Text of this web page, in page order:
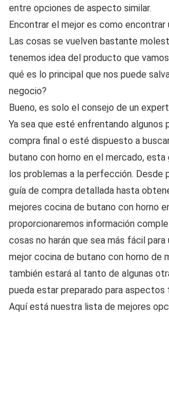
entre opciones de aspecto similar.
Encontrar el mejor es como encontrar
Las cosas se vuelven bastante
tenemos idea del producto que
qué es lo principal que nos puede
negocio?
Bueno, es solo el consejo de un
Ya sea que esté enfrentando algunos
compra final o esté dispuesto a
butano con horno en el mercado,
los problemas a la perfección. Desde
guía de compra detallada hasta
mejores cocina de butano con horno
proporcionaremos información
cosas no harán que sea más fácil
mejor cocina de butano con horno de
también estará al tanto de algunas
pueda estar preparado para aspectos
Aquí está nuestra lista de mejores